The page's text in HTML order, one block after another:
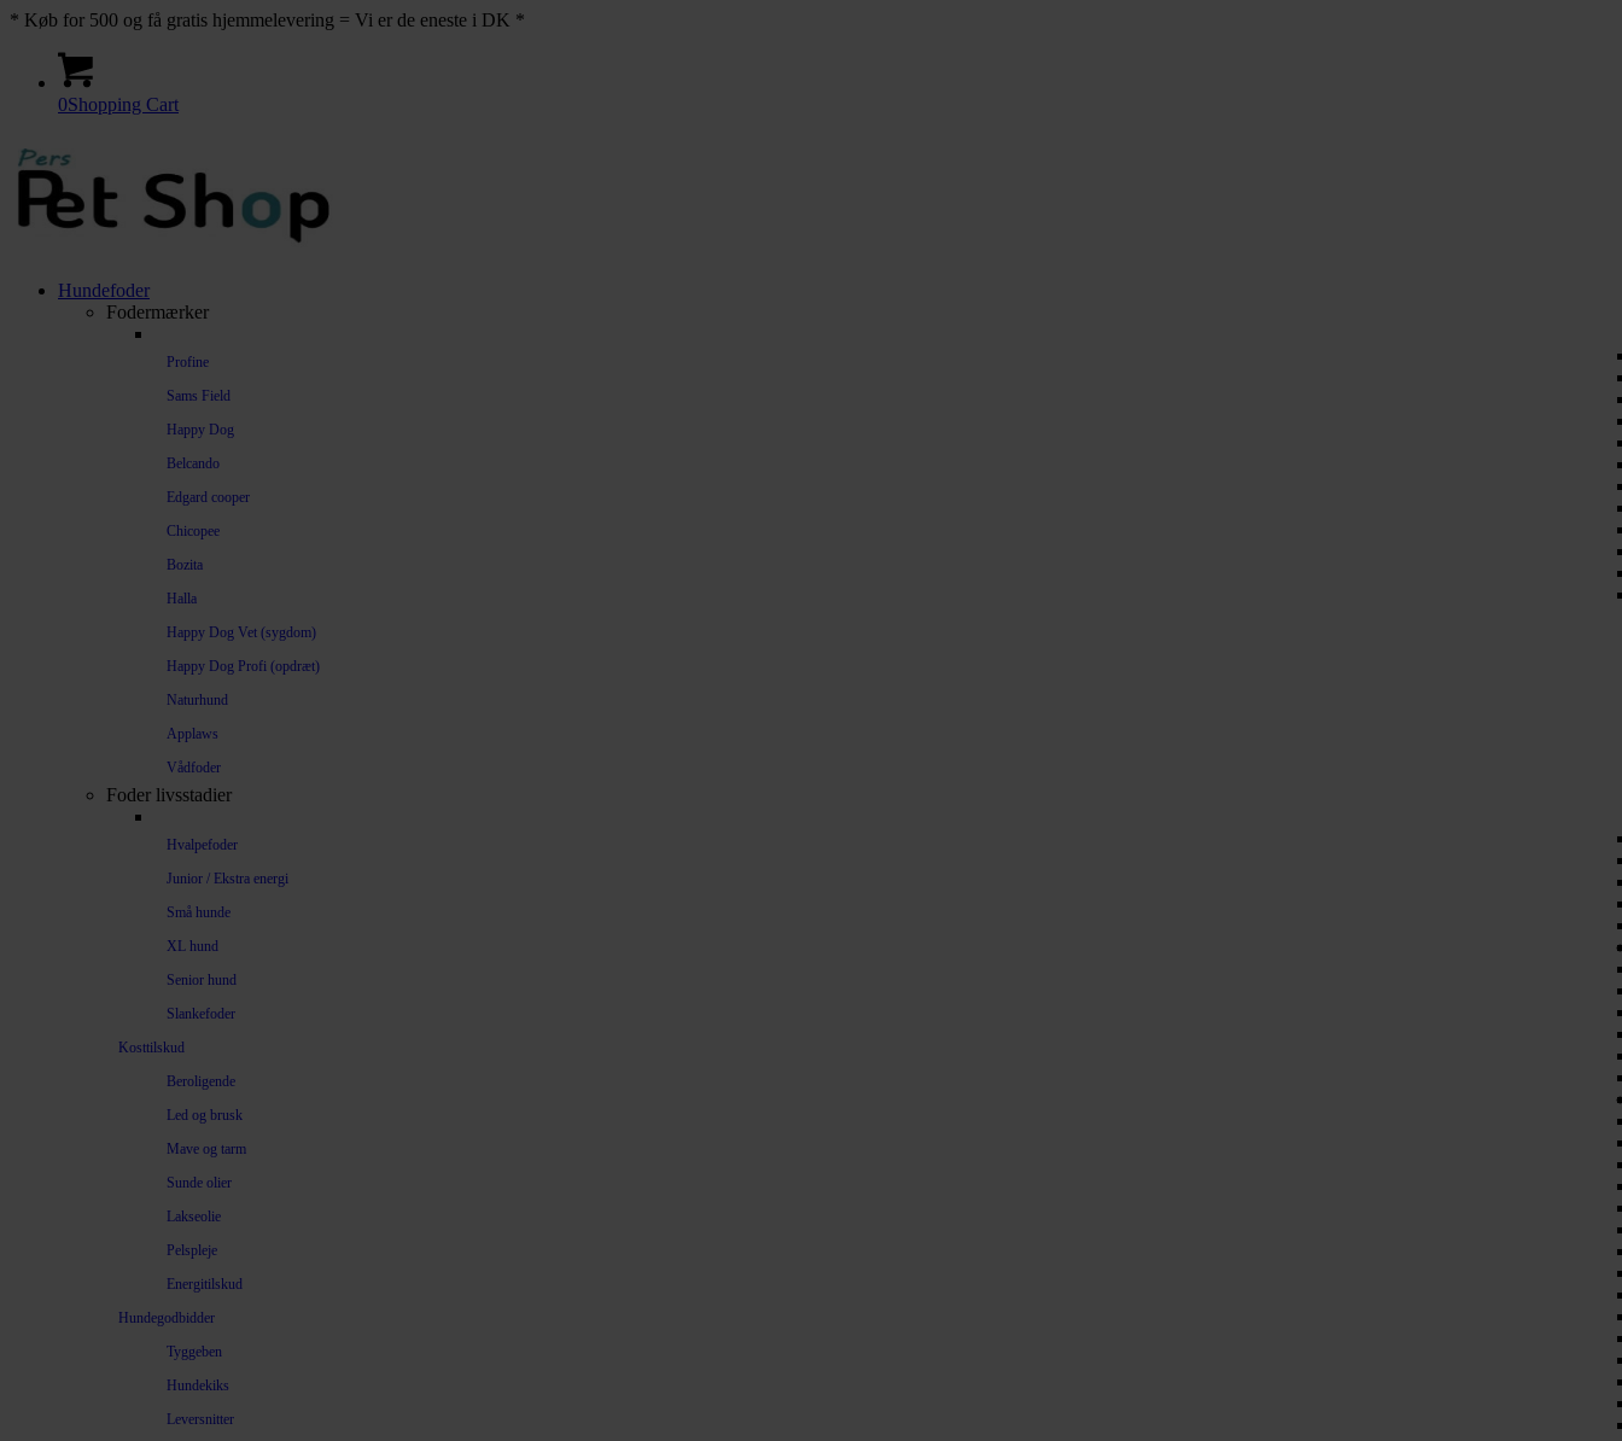
* Køb for 500 og få gratis hjemmelevering = Vi er de eneste i DK *
0Shopping Cart
Hundefoder
Fodermærker
Profine
Sams Field
Happy Dog
Belcando
Edgard cooper
Chicopee
Bozita
Halla
Happy Dog Vet (sygdom)
Happy Dog Profi (opdræt)
Naturhund
Applaws
Vådfoder
Foder livsstadier
Hvalpefoder
Junior / Ekstra energi
Små hunde
XL hund
Senior hund
Slankefoder
Kosttilskud
Beroligende
Led og brusk
Mave og tarm
Sunde olier
Lakseolie
Pelspleje
Energitilskud
Hundegodbidder
Tyggeben
Hundekiks
Leversnitter